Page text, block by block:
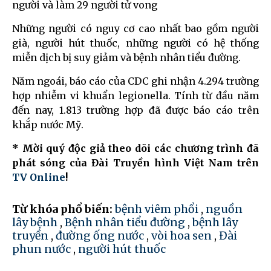
người và làm 29 người tử vong
Những người có nguy cơ cao nhất bao gồm người
già, người hút thuốc, những người có hệ thống
miễn dịch bị suy giảm và bệnh nhân tiểu đường.
Năm ngoái, báo cáo của CDC ghi nhận 4.294 trường
hợp nhiễm vi khuẩn legionella. Tính từ đầu năm
đến nay, 1.813 trường hợp đã được báo cáo trên
khắp nước Mỹ.
* Mời quý độc giả theo dõi các chương trình đã
phát sóng của Đài Truyền hình Việt Nam trên
TV Online!
Từ khóa phổ biến:bệnh viêm phổi , nguồn
lây bệnh , Bệnh nhân tiểu đường ,bệnh lây
truyền , đường ống nước , vòi hoa sen , Đài
phun nước , người hút thuốc